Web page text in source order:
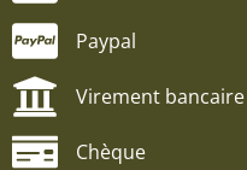
Paypal
Virement bancaire
Chèque